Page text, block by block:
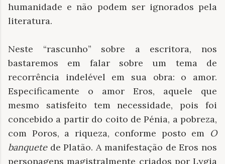
humanidade e não podem ser ignorados pela
literatura.
Neste “rascunho” sobre a escritora, nos
bastaremos em falar sobre um tema de
recorrência indelével em sua obra: o amor.
Especificamente o amor Eros, aquele que
mesmo satisfeito tem necessidade, pois foi
concebido a partir do coito de Pénia, a pobreza,
com Poros, a riqueza, conforme posto em O
banquetede Platão. A manifestação de Eros nos
personagens magistralmente criados por Lygia